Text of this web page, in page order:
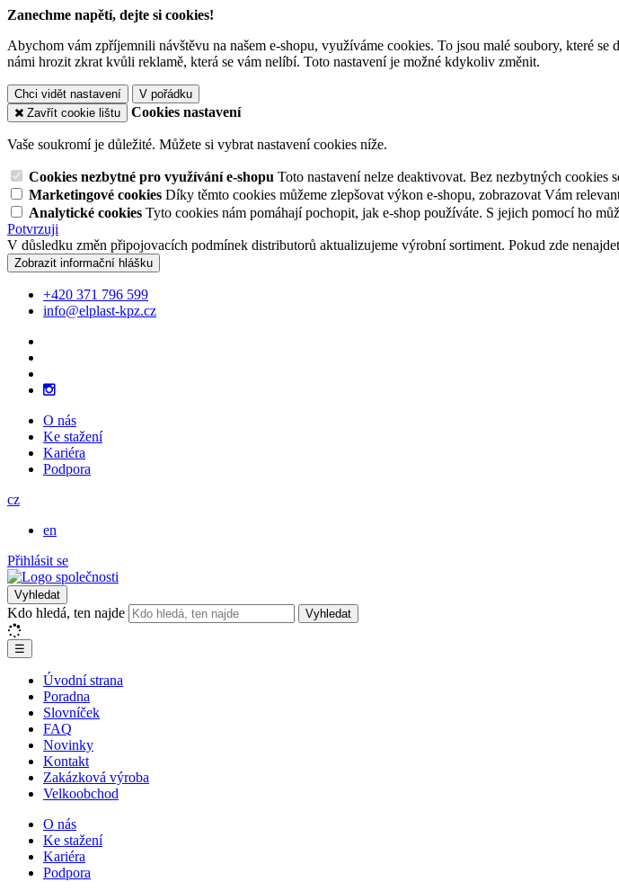
Zanechme napětí, dejte si cookies!
Abychom vám zpříjemnili návštěvu na našem e-shopu, využíváme cookies. To jsou malé soubory, které
námi hrozit zkrat kvůli reklamě, která se vám nelíbí. Toto nastavení je možné kdykoliv změnit.
Chci vidět nastavení
V pořádku
Zavřít cookie lištu
Cookies nastavení
Vaše soukromí je důležité. Můžete si vybrat nastavení cookies níže.
Cookies nezbytné pro využívání e-shopu Toto nastavení nelze deaktivovat. Bez nezbytných cookies
Marketingové cookies Díky těmto cookies můžeme zlepšovat výkon e-shopu, zobrazovat Vám
Analytické cookies Tyto cookies nám pomáhají pochopit, jak e-shop používáte. S jejich pomocí ho
Potvrzuji
V důsledku změn připojovacích podmínek distributorů aktualizujeme výrobní sortiment. Pokud zde
Zobrazit informační hlášku
+420 371 796 599
info@elplast-kpz.cz
O nás
Ke stažení
Kariéra
Podpora
cz
en
Přihlásit se
Vyhledat
Kdo hledá, ten najde Vyhledat
☰
Úvodní strana
Poradna
Slovníček
FAQ
Novinky
Kontakt
Zakázková výroba
Velkoobchod
O nás
Ke stažení
Kariéra
Podpora